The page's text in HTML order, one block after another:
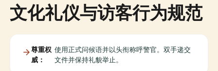
文化礼仪与访客行为规范
尊重权
威：
使用正式问候语并以头衔称呼警官。双手递交
文件并保持礼貌举止。